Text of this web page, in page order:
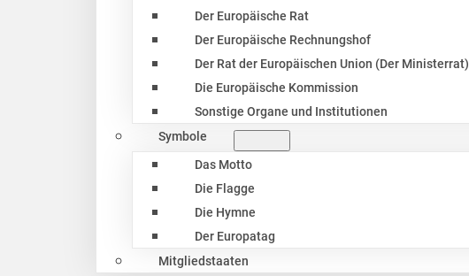
Der Europäische Rat
Der Europäische Rechnungshof
Der Rat der Europäischen Union (Der Ministerrat)
Die Europäische Kommission
Sonstige Organe und Institutionen
Symbole
Das Motto
Die Flagge
Die Hymne
Der Europatag
Mitgliedstaaten